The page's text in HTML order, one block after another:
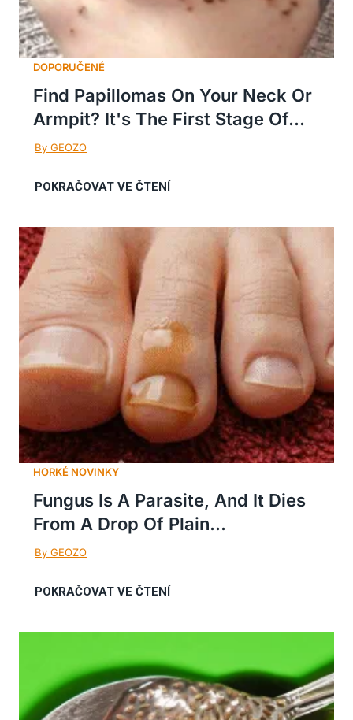
Find Papillomas On Your Neck Or
Armpit? It's The First Stage Of...
Fungus Is A Parasite, And It Dies
From A Drop Of Plain...